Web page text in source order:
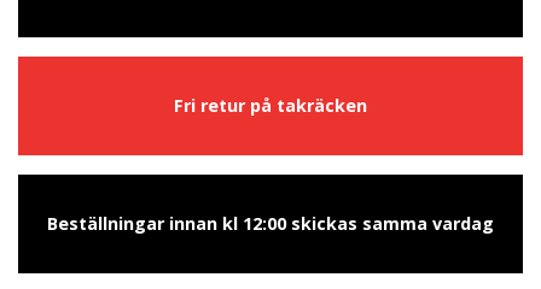
Fri retur på takräcken
Beställningar innan kl 12:00 skickas samma vardag